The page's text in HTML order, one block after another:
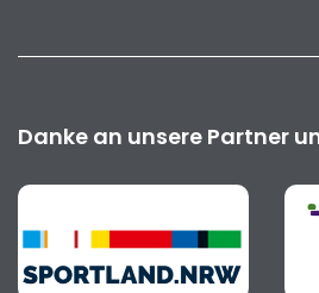
Danke an unsere Partner